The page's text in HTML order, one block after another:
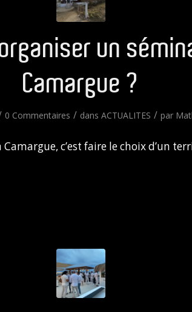
un
Camargue ?
0 Commentaires / dans ACTUALITES / par
c’est faire le choix d’un